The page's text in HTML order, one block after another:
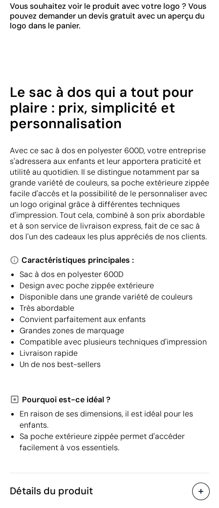
Vous souhaitez voir le produit avec votre logo ? Vous
pouvez demander un devis gratuit avec un aperçu du
logo dans le panier.
Le sac à dos qui a tout pour
plaire : prix, simplicité et
personnalisation
Avec ce sac à dos en polyester 600D, votre entreprise
s'adressera aux enfants et leur apportera praticité et
utilité au quotidien. Il se distingue notamment par sa
grande variété de couleurs, sa poche extérieure zippée
facile d'accès et la possibilité de le personnaliser avec
un logo original grâce à différentes techniques
d'impression. Tout cela, combiné à son prix abordable
et à son service de livraison express, fait de ce sac à
dos l'un des cadeaux les plus appréciés de nos clients.
Caractéristiques principales :
Sac à dos en polyester 600D
Design avec poche zippée extérieure
Disponible dans une grande variété de couleurs
Très abordable
Convient parfaitement aux enfants
Grandes zones de marquage
Compatible avec plusieurs techniques d'impression
Livraison rapide
Un de nos best-sellers
Pourquoi est-ce idéal ?
En raison de ses dimensions, il est idéal pour les
enfants.
Sa poche extérieure zippée permet d'accéder
facilement à vos essentiels.
Détails du produit